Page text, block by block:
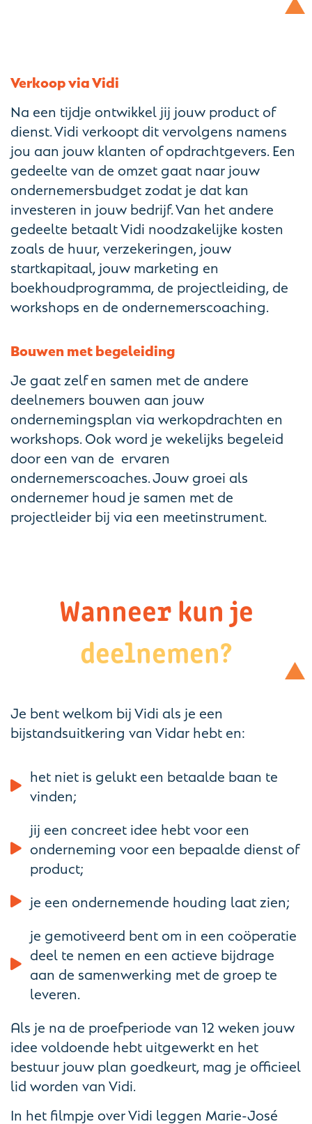
Bouwen met begeleiding
Je gaat zelf en samen met de andere
deelnemers bouwen aan jouw
ondernemingsplan via werkopdrachten en
workshops. Ook word je wekelijks begeleid
door een van de ervaren
ondernemerscoaches. Jouw groei als
ondernemer houd je samen met de
projectleider bij via een meetinstrument.
Verkoop via Vidi
Na een tijdje ontwikkel jij jouw product of
dienst. Vidi verkoopt dit vervolgens namens
jou aan jouw klanten of opdrachtgevers. Een
gedeelte van de omzet gaat naar jouw
ondernemersbudget zodat je dat kan
investeren in jouw bedrijf. Van het andere
gedeelte betaalt Vidi noodzakelijke kosten
zoals de huur, verzekeringen, jouw
startkapitaal, jouw marketing en
boekhoudprogramma, de projectleiding, de
workshops en de ondernemerscoaching.
Wanneer kun je
deelnemen?
Je bent welkom bij Vidi als je een
bijstandsuitkering van Vidar hebt en:
het niet is gelukt een betaalde baan te
vinden;
jij een concreet idee hebt voor een
onderneming voor een bepaalde dienst of
product;
je een ondernemende houding laat zien;
je gemotiveerd bent om in een coöperatie
deel te nemen en een actieve bijdrage
aan de samenwerking met de groep te
leveren.
Als je na de proefperiode van 12 weken jouw
idee voldoende hebt uitgewerkt en het
bestuur jouw plan goedkeurt, mag je officieel
lid worden van Vidi.
In het filmpje over Vidi leggen Marie-José